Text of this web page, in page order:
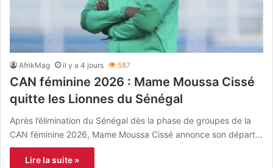
AfrikMag il y a 4 jours 587
CAN féminine 2026 : Mame Moussa Cissé
quitte les Lionnes du Sénégal
Après l’élimination du Sénégal dès la phase de groupes de la
CAN féminine 2026, Mame Moussa Cissé annonce son départ…
Lire la suite »